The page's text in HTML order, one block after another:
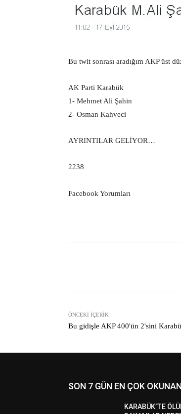
Bu twit sonrası aradığım AKP üst
AK Parti Karabük
1- Mehmet Ali Şahin
2- Osman Kahveci
AYRINTILAR GELİYOR…
2238
Facebook Yorumları
ÖNCEKI İÇERIK
Bu gidişle AKP 400'ün 2'sini
SON 7 GÜN EN ÇOK
KARABÜK’TE